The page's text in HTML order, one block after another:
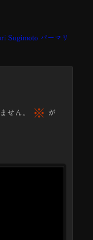
Sugimoto パーマリ
せん。 ※ が